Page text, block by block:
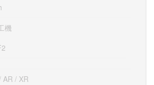
機
AR / XR